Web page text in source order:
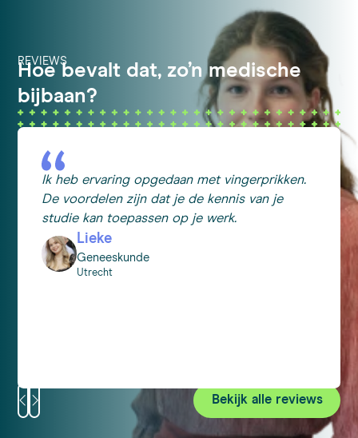
REVIEWS
Hoe bevalt dat, zo’n medische
bijbaan?
Ik heb ervaring opgedaan met vingerprikken.
De voordelen zijn dat je de kennis van je
studie kan toepassen op je werk.
Lieke
Geneeskunde
Utrecht
Bekijk alle reviews